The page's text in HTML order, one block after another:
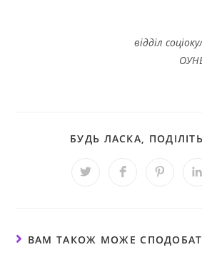
відділ
БУДЬ ЛАСКА,
ВАМ ТАКОЖ МОЖЕ